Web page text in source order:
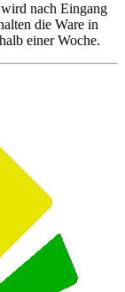
nach Eingang
die Ware in
einer Woche.